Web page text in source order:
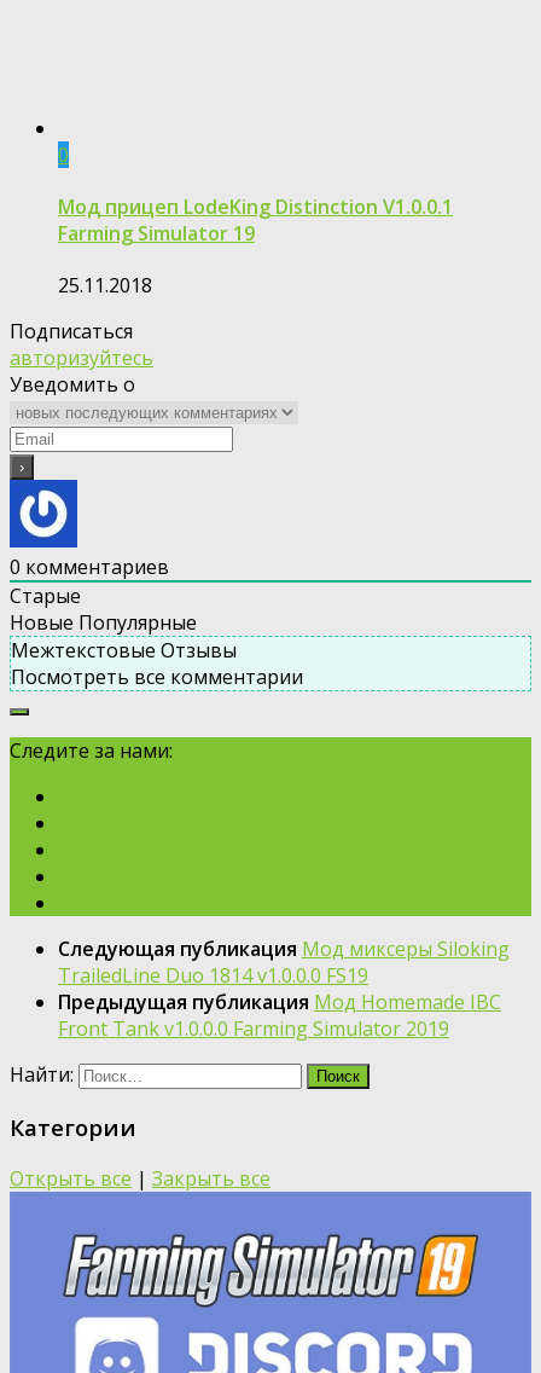
0
Мод прицеп LodeKing Distinction V1.0.0.1
Farming Simulator 19
25.11.2018
Подписаться
авторизуйтесь
Уведомить о
0 комментариев
Старые
Новые Популярные
Межтекстовые Отзывы
Посмотреть все комментарии
Следите за нами:
Следующая публикация Мод миксеры Siloking
TrailedLine Duo 1814 v1.0.0.0 FS19
Предыдущая публикация Мод Homemade IBC
Front Tank v1.0.0.0 Farming Simulator 2019
Найти:
Категории
Открыть все | Закрыть все